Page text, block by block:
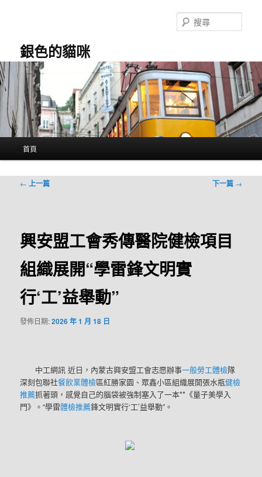
容
銀色的貓咪
尋
首頁
文
← 上一篇 下一篇 →
興安盟工會秀傳醫院健檢項目
組織展開“學雷鋒文明實
行‘工’益舉動”
發佈日期:2026 年 1 月 18 日
中工網訊 近日，內蒙古興安盟工會志愿辦事一般勞工體檢隊
深刻包聯社餐飲業體檢區紅勝家園、眾鑫小區組織展開張水瓶健檢
推薦抓著頭，感覺自己的腦袋被強制塞入了一本**《量子美學入
門》。“學雷體檢推薦鋒文明實行‘工’益舉動”。